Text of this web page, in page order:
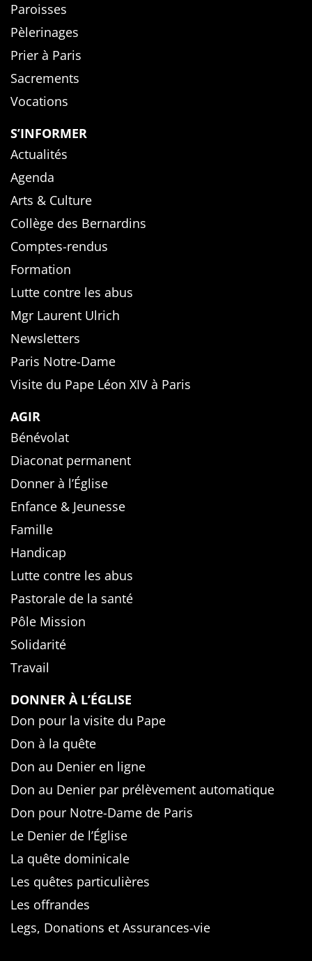
Paroisses
Pèlerinages
Prier à Paris
Sacrements
Vocations
S’INFORMER
Actualités
Agenda
Arts & Culture
Collège des Bernardins
Comptes-rendus
Formation
Lutte contre les abus
Mgr Laurent Ulrich
Newsletters
Paris Notre-Dame
Visite du Pape Léon XIV à Paris
AGIR
Bénévolat
Diaconat permanent
Donner à l’Église
Enfance & Jeunesse
Famille
Handicap
Lutte contre les abus
Pastorale de la santé
Pôle Mission
Solidarité
Travail
DONNER À L’ÉGLISE
Don pour la visite du Pape
Don à la quête
Don au Denier en ligne
Don au Denier par prélèvement automatique
Don pour Notre-Dame de Paris
Le Denier de l’Église
La quête dominicale
Les quêtes particulières
Les offrandes
Legs, Donations et Assurances-vie